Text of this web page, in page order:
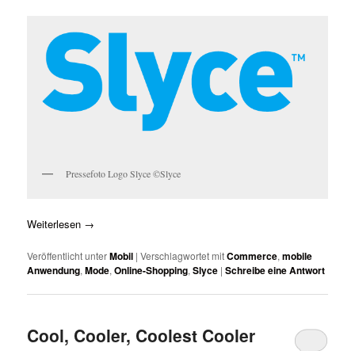
Pressefoto Logo Slyce ©Slyce
Weiterlesen →
Veröffentlicht unterMobil |Verschlagwortet mitCommerce,mobile
Anwendung,Mode,Online-Shopping,Slyce |Schreibe eine Antwort
Cool, Cooler, Coolest Cooler